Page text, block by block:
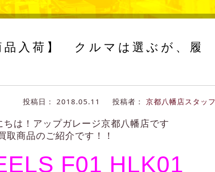
品入荷】 クルマは選ぶが、履
投稿日： 2018.05.11 投稿者： 京都八幡店スタッフ
ちは！アップガレージ京都八幡店です
取商品のご紹介です！！
F01 HLK01